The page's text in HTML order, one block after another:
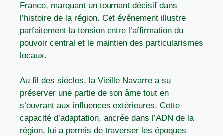
France, marquant un tournant décisif dans
l’histoire de la région. Cet événement illustre
parfaitement la tension entre l’affirmation du
pouvoir central et le maintien des particularismes
locaux.
Au fil des siècles, la Vieille Navarre a su
préserver une partie de son âme tout en
s’ouvrant aux influences extérieures. Cette
capacité d’adaptation, ancrée dans l’ADN de la
région, lui a permis de traverser les époques